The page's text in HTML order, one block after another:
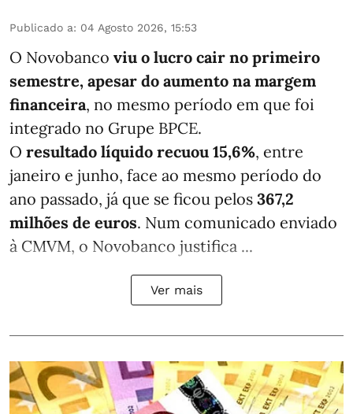
Publicado a: 04 Agosto 2026, 15:53
O Novobanco viu o lucro cair no primeiro
semestre, apesar do aumento na margem
financeira, no mesmo período em que foi
integrado no Grupe BPCE.
O resultado líquido recuou 15,6%, entre
janeiro e junho, face ao mesmo período do
ano passado, já que se ficou pelos 367,2
milhões de euros. Num comunicado enviado
à CMVM, o Novobanco justifica ...
Ver mais